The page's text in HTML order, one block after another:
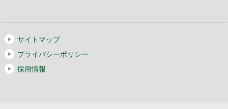
サイトマップ
プライバシーポリシー
採用情報